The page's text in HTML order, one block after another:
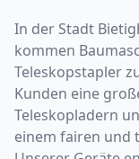
In der Stadt
kommen
Teleskopstapler
Kunden eine
Teleskopladern
einem fairen und